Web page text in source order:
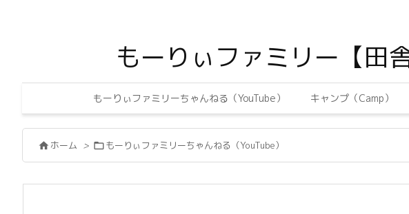
もーりぃファミリー【田
もーりぃファミリーちゃんねる（YouTube） キャンプ（Camp）
 ホーム > もーりぃファミリーちゃんねる（YouTube）